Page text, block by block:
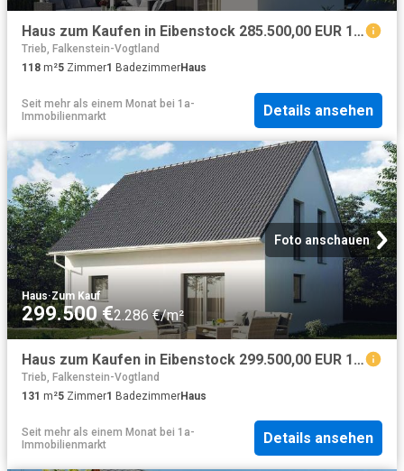
Haus zum Kaufen in Eibenstock 285.500,00 EUR 118.6 m²
Trieb, Falkenstein-Vogtland
118 m²5 Zimmer1 BadezimmerHaus
Seit mehr als einem Monat bei 1a-
Immobilienmarkt
Details ansehen
Foto anschauen
Haus·Zum Kauf
299.500 €2.286 €/m²
Haus zum Kaufen in Eibenstock 299.500,00 EUR 131 m²
Trieb, Falkenstein-Vogtland
131 m²5 Zimmer1 BadezimmerHaus
Seit mehr als einem Monat bei 1a-
Immobilienmarkt
Details ansehen